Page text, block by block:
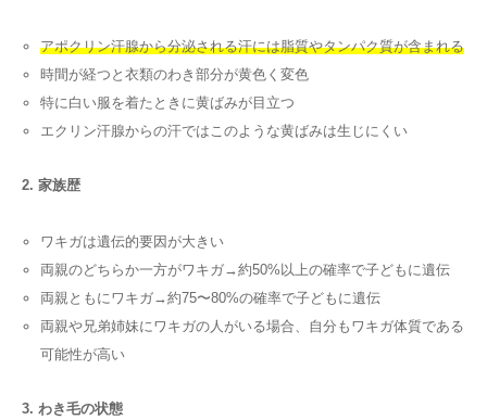
アポクリン汗腺から分泌される汗には脂質やタンパク質が含まれる
時間が経つと衣類のわき部分が黄色く変色
特に白い服を着たときに黄ばみが目立つ
エクリン汗腺からの汗ではこのような黄ばみは生じにくい
2. 家族歴
ワキガは遺伝的要因が大きい
両親のどちらか一方がワキガ→約50%以上の確率で子どもに遺伝
両親ともにワキガ→約75〜80%の確率で子どもに遺伝
両親や兄弟姉妹にワキガの人がいる場合、自分もワキガ体質である
可能性が高い
3. わき毛の状態